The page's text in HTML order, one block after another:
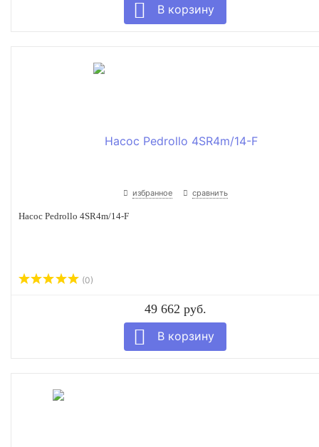
избранное сравнить
Насос Pedrollo 4SR4m/14-F
(0)
49 662 руб.